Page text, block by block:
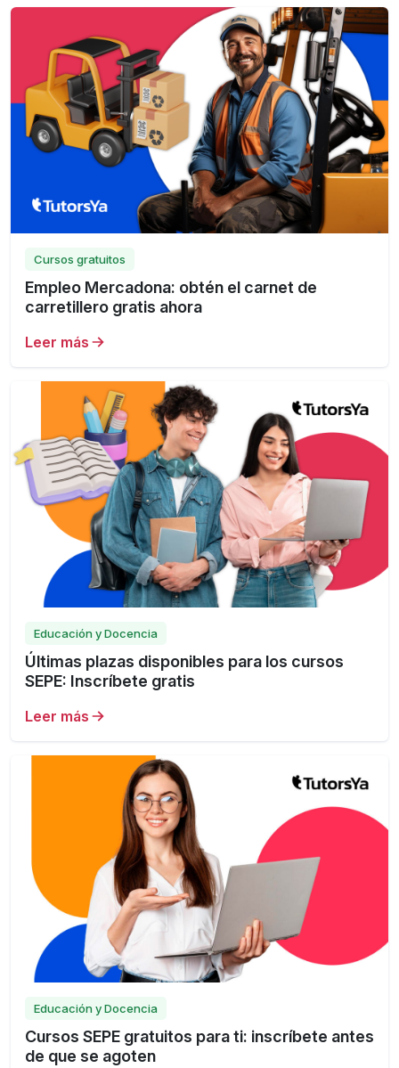
Cursos gratuitos
Empleo Mercadona: obtén el carnet de
carretillero gratis ahora
Leer más
Educación y Docencia
Últimas plazas disponibles para los cursos
SEPE: Inscríbete gratis
Leer más
Educación y Docencia
Cursos SEPE gratuitos para ti: inscríbete antes
de que se agoten